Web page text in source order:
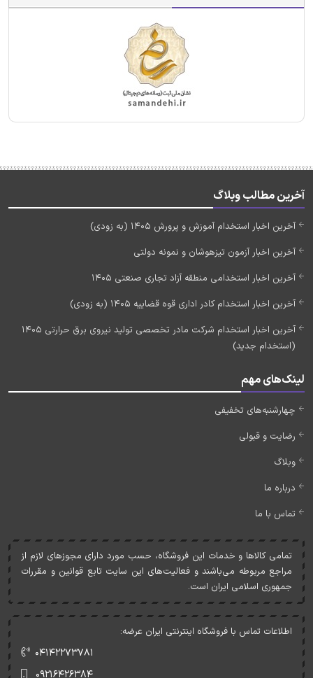
آخرین مطالب وبلاگ
آخرین اخبار استخدام آموزش و پرورش 1405 (به زودی)
آخرین اخبار آزمون تیزهوشان و نمونه دولتی
آخرین اخبار استخدامی منطقه آزاد تجاری صنعتی 1405
آخرین اخبار استخدام کادر اداری قوه قضاییه 1405 (به زودی)
آخرین اخبار استخدام شرکت مادر تخصصی تولید نیروی برق حرارتی 1405
(استخدام جدید)
لینک‌های مهم
چهارشنبه‌های تخفیفی
رضایت و قبولی
وبلاگ
درباره ما
تماس با ما
تمامی کالاها و خدمات اين فروشگاه، حسب مورد دارای مجوزهای لازم از
مراجع مربوطه می‌باشند و فعاليت‌های اين سايت تابع قوانين و مقررات
جمهوری اسلامی ايران است.
اطلاعات تماس با فروشگاه اینترنتی ایران عرضه:
۰۴۱۴۲۲۷۳۷۸۱
۰۹۲۱۶۴۲۶۳۸۴